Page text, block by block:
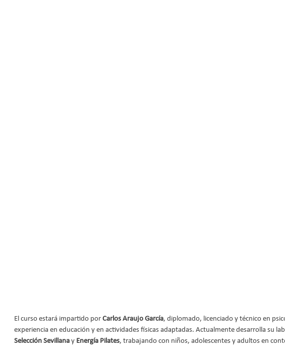
El curso estará impartido por Carlos Araujo García, diplomado, licenciado y técnico en
experiencia en educación y en actividades físicas adaptadas. Actualmente desarrolla su
Selección Sevillana y Energía Pilates, trabajando con niños, adolescentes y adultos en